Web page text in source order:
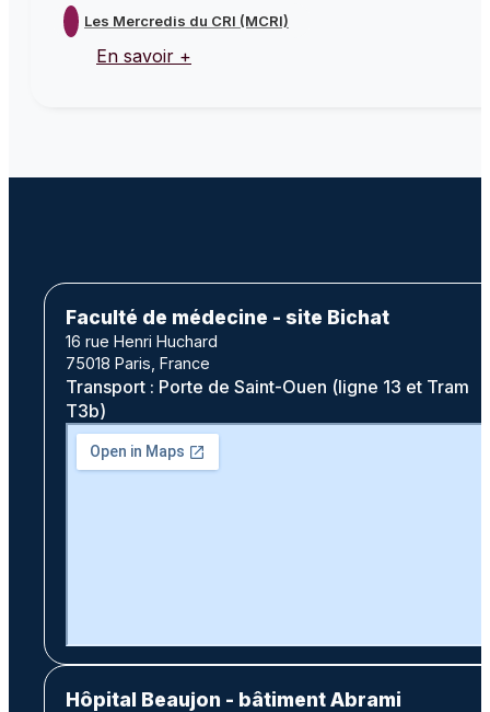
Les Mercredis du CRI (MCRI)
En savoir +
Faculté de médecine - site Bichat
16 rue Henri Huchard
75018 Paris, France
Transport : Porte de Saint-Ouen (ligne 13 et Tram
T3b)
Hôpital Beaujon - bâtiment Abrami